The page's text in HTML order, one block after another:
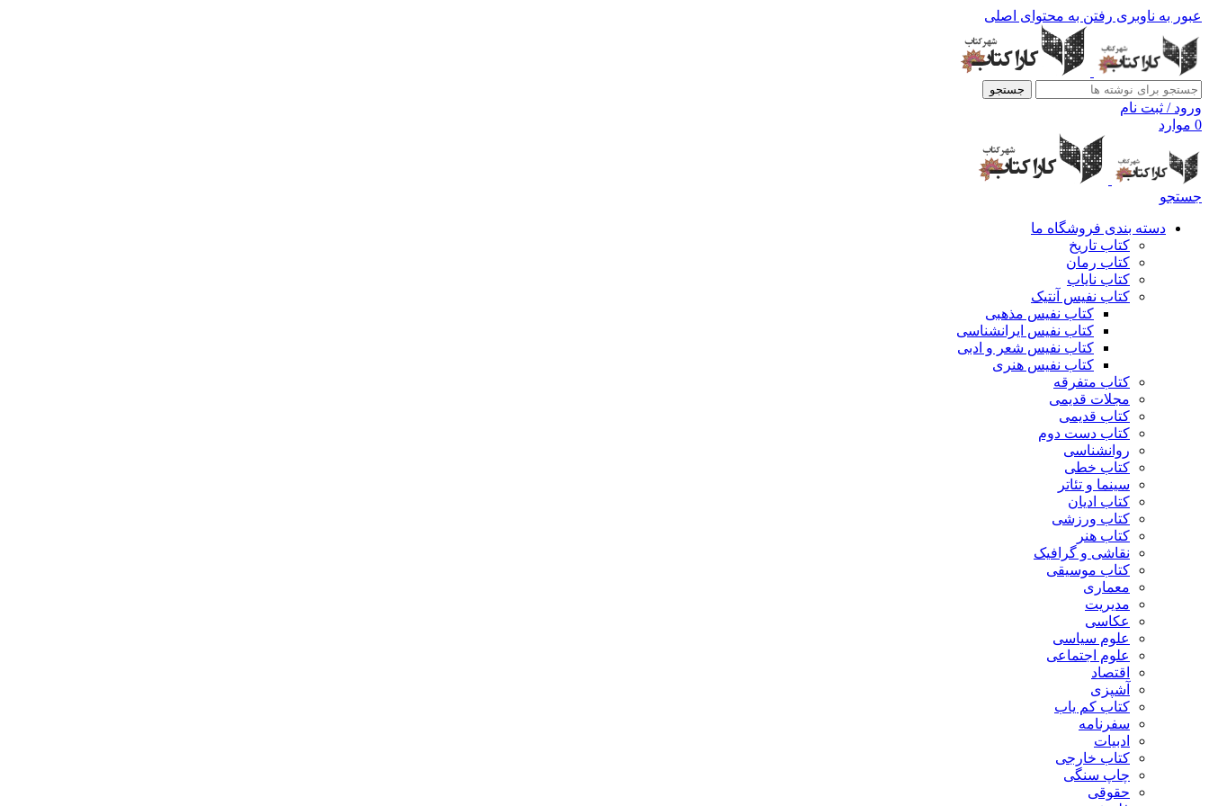
عبور به ناوبری رفتن به محتوای اصلی
جستجو
ورود / ثبت نام
0 موارد
جستجو
دسته بندی فروشگاه ما
کتاب تاریخ
کتاب رمان
کتاب نایاب
کتاب نفیس آنتیک
کتاب نفیس مذهبی
کتاب نفیس ایرانشناسی
کتاب نفیس شعر و ادبی
کتاب نفیس هنری
کتاب متفرقه
مجلات قدیمی
کتاب قدیمی
کتاب دست دوم
روانشناسی
کتاب خطی
سینما و تئاتر
کتاب ادیان
کتاب ورزشی
کتاب هنر
نقاشی و گرافیک
کتاب موسیقی
معماری
مدیریت
عکاسی
علوم سیاسی
علوم اجتماعی
اقتصاد
آشپزی
کتاب کم یاب
سفرنامه
ادبیات
کتاب خارجی
چاپ سنگی
حقوقی